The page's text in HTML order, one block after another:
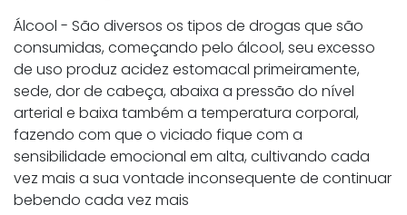
Álcool - São diversos os tipos de drogas que são
consumidas, começando pelo álcool, seu excesso
de uso produz acidez estomacal primeiramente,
sede, dor de cabeça, abaixa a pressão do nível
arterial e baixa também a temperatura corporal,
fazendo com que o viciado fique com a
sensibilidade emocional em alta, cultivando cada
vez mais a sua vontade inconsequente de continuar
bebendo cada vez mais